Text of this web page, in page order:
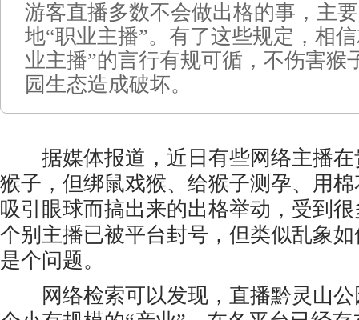
游客直播多数不会做出格的事，主
地“职业主播”。有了这些规定，相
业主播”的言行有规可循，不伤害猴
园生态造成破坏。
据媒体报道，近日有些网络主播在
猴子，但绑鼠戏猴、给猴子测孕、用
吸引眼球而搞出来的出格举动，受到
个别主播已被平台封号，但类似乱象
是个问题。
网络检索可以发现，直播黔灵山公